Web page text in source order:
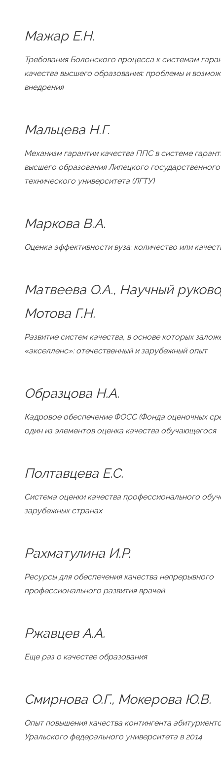
Мажар Е.Н.
Требования Болонского процесса к системам
качества высшего образования: проблемы и
внедрения
Мальцева Н.Г.
Механизм гарантии качества ППС в системе
высшего образования Липецкого государственного
технического университета (ЛГТУ)
Маркова В.А.
Оценка эффективности вуза: количество или
Матвеева О.А., Научный
Мотова Г.Н.
Развитие систем качества, в основе которых
«экселленс»: отечественный и зарубежный опыт
Образцова Н.А.
Кадровое обеспечение ФОСС (Фонда оценочных
один из элементов оценка качества обучающегося
Полтавцева Е.С.
Система оценки качества профессионального
зарубежных странах
Рахматулина И.Р.
Ресурсы для обеспечения качества непрерывного
профессионального развития врачей
Ржавцев А.А.
Еще раз о качестве образования
Смирнова О.Г., Мокерова Ю.В.
Опыт повышения качества контингента
Уральского федерального университета в 2014